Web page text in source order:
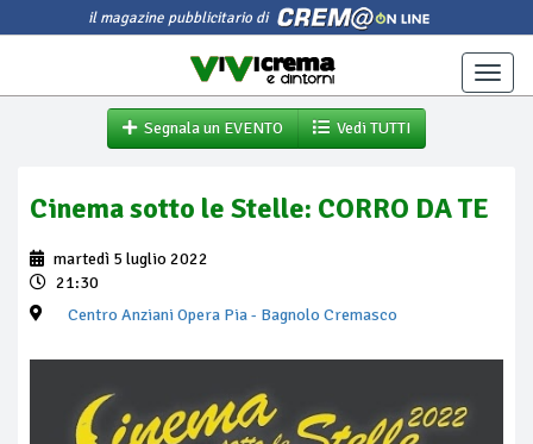
il magazine pubblicitario di
Toggle
Segnala un EVENTO
Vedi TUTTI
Cinema sotto le Stelle: CORRO DA TE
martedì 5 luglio 2022
21:30
Centro Anziani Opera Pia- Bagnolo Cremasco